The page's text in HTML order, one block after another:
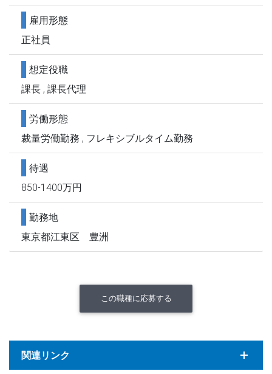
雇用形態
正社員
想定役職
課長 , 課長代理
労働形態
裁量労働勤務 , フレキシブルタイム勤務
待遇
850-1400万円
勤務地
東京都江東区 豊洲
この職種に応募する
関連リンク